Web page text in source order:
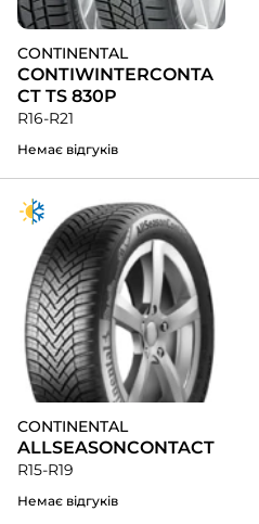
CONTINENTAL
CONTIWINTERCONTA
CT TS 830P
R16-R21
Немає відгуків
CONTINENTAL
ALLSEASONCONTACT
R15-R19
Немає відгуків